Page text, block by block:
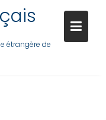
étrangère de